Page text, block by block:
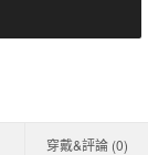
穿戴&評論 (0)